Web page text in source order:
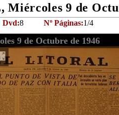
9 de
Dvd:8 Nº Páginas:1/4
9 de Octubre de 1946